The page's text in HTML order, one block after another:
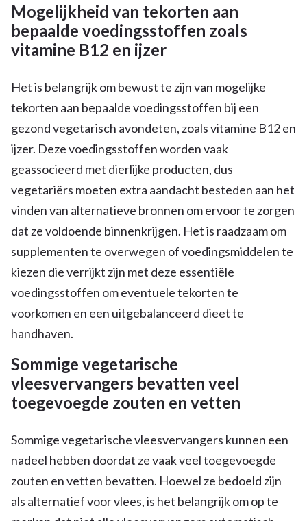
Mogelijkheid van tekorten aan
bepaalde voedingsstoffen zoals
vitamine B12 en ijzer
Het is belangrijk om bewust te zijn van mogelijke
tekorten aan bepaalde voedingsstoffen bij een
gezond vegetarisch avondeten, zoals vitamine B12 en
ijzer. Deze voedingsstoffen worden vaak
geassocieerd met dierlijke producten, dus
vegetariërs moeten extra aandacht besteden aan het
vinden van alternatieve bronnen om ervoor te zorgen
dat ze voldoende binnenkrijgen. Het is raadzaam om
supplementen te overwegen of voedingsmiddelen te
kiezen die verrijkt zijn met deze essentiële
voedingsstoffen om eventuele tekorten te
voorkomen en een uitgebalanceerd dieet te
handhaven.
Sommige vegetarische
vleesvervangers bevatten veel
toegevoegde zouten en vetten
Sommige vegetarische vleesvervangers kunnen een
nadeel hebben doordat ze vaak veel toegevoegde
zouten en vetten bevatten. Hoewel ze bedoeld zijn
als alternatief voor vlees, is het belangrijk om op te